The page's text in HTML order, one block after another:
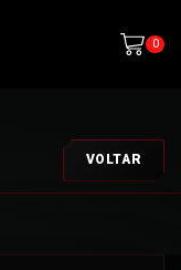
0
VOLTAR